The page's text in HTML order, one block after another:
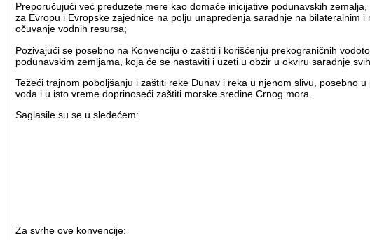
Preporučujući već preduzete mere kao domaće inicijative podunavskih
za Evropu i Evropske zajednice na polju unapređenja saradnje na
očuvanje vodnih resursa;
Pozivajući se posebno na Konvenciju o zaštiti i korišćenju prekograničnih
podunavskim zemljama, koja će se nastaviti i uzeti u obzir u okviru saradnje
Težeći trajnom poboljšanju i zaštiti reke Dunav i reka u njenom slivu, posebno
voda i u isto vreme doprinoseći zaštiti morske sredine Crnog mora.
Saglasile su se u sledećem:
Za svrhe ove konvencije: